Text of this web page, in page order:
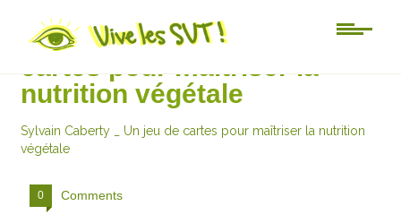
Sylvain Caberty _ Un jeu de
cartes pour maîtriser la
nutrition végétale
Sylvain Caberty _ Un jeu de cartes pour maîtriser la nutrition
végétale
0 Comments